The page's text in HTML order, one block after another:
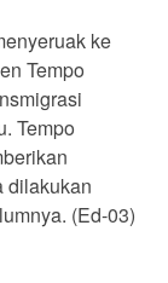
ke
Tempo
Tempo
dilakukan
(Ed-03)